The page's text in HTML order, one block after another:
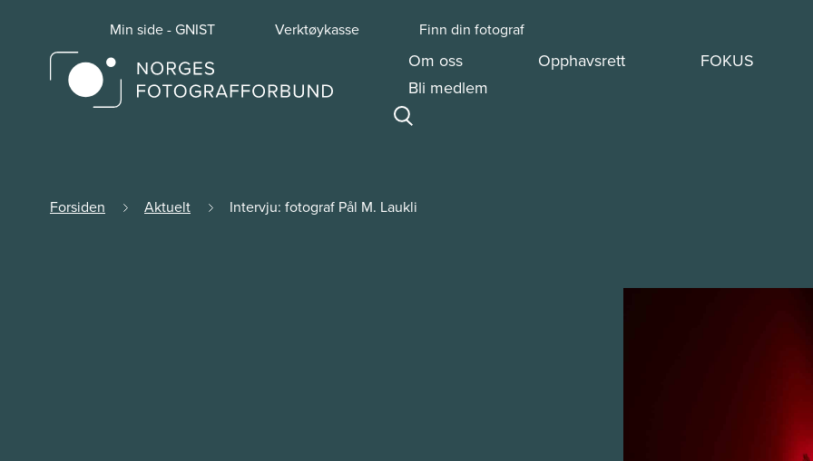
Min side - GNIST Verktøykasse Finn din fotograf
Om oss Opphavsrett FOKUS
Bli medlem
Forsiden Aktuelt Intervju: fotograf Pål M. Laukli